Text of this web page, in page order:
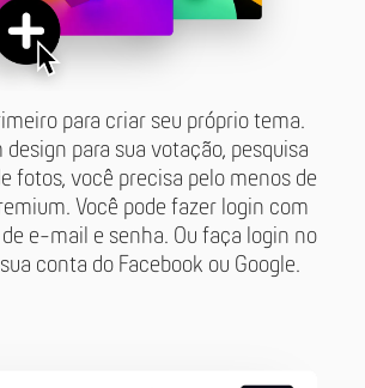
para criar seu próprio tema.
design para sua votação, pesquisa
fotos, você precisa pelo menos de
Você pode fazer login com
e-mail e senha. Ou faça login no
conta do Facebook ou Google.